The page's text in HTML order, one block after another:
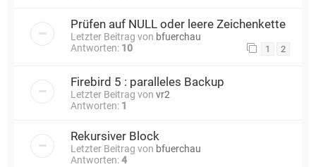
Prüfen auf NULL oder leere Zeichenkette
Letzter Beitrag von bfuerchau
Antworten: 10 1 2
Firebird 5 : paralleles Backup
Letzter Beitrag von vr2
Antworten: 1
Rekursiver Block
Letzter Beitrag von bfuerchau
Antworten:4